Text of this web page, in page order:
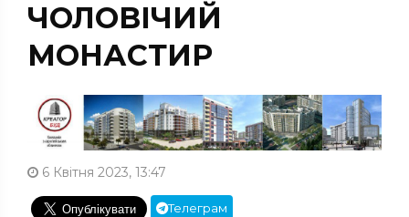
ЧОЛОВІЧИЙ
МОНАСТИР
6 Квітня 2023, 13:47
Телеграм